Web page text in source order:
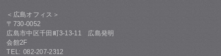
＜広島オフィス＞
〒730-0052
広島市中区千田町3-13-11 広島発明
会館2F
TEL: 082-207-2312